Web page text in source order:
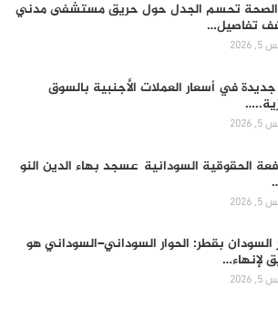
الصحة تحسم الجدل حول حريق مستشفى مدني
تفاصيل…
في أسعار العملات الأجنبية بالسوق
الحقوقية السودانية عسجد بهاء الدين النو
بقطر: الحوار السوداني–السوداني هو
لإنهاء…